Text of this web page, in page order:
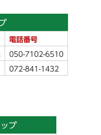
電話番号
050-7102-6510
072-841-1432
プ